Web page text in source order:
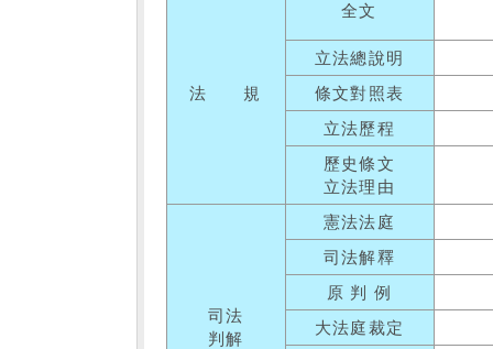
法 規
全文
立法總說明
條文對照表
立法歷程
歷史條文
立法理由
司法
判解
憲法法庭
司法解釋
原 判 例
大法庭裁定